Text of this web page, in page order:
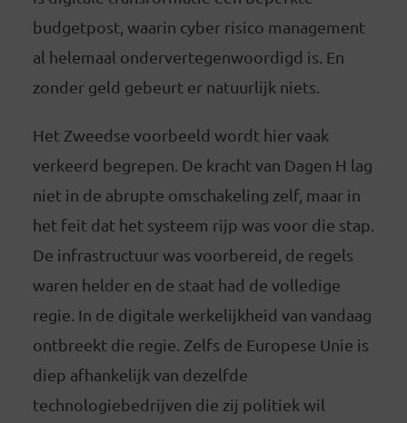
budgetpost, waarin cyber risico management
al helemaal ondervertegenwoordigd is. En
zonder geld gebeurt er natuurlijk niets.
Het Zweedse voorbeeld wordt hier vaak
verkeerd begrepen. De kracht van Dagen H lag
niet in de abrupte omschakeling zelf, maar in
het feit dat het systeem rijp was voor die stap.
De infrastructuur was voorbereid, de regels
waren helder en de staat had de volledige
regie. In de digitale werkelijkheid van vandaag
ontbreekt die regie. Zelfs de Europese Unie is
diep afhankelijk van dezelfde
technologiebedrijven die zij politiek wil